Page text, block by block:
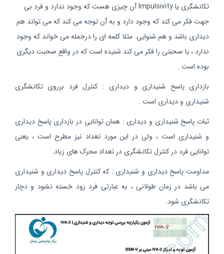
تکانشگری یا Impulsivity آن چیزی هست که وجود ندارد و فرد بی
جهت فکر می کند که وجود دارد و به آن توجه می کند که می تواند هم
دیداری باشد و هم شنوایی. مثلا کلمه ای را درجمله می خواند که وجود
ندارد ، یا صحبتی را فکر می کند شنیده است که در واقع صحبت دیگری
بوده است .
بازداری پاسخ شنیداری و دیداری : کنترل فرد برروی تکانشگری
شنیداری و دیداری است .
ثبات پاسخ شنیداری و دیداری : همان توانایی در بازداری پاسخ دیداری
و شنیداری است ، ولی در این مورد تعداد نیز مطرح است ، یعنی
توانایی فرد در کنترل تکانشگری در تعداد محرک های زیاد.
مداومت پاسخ دیداری و شنیداری : که کنترل پاسخ دیداری و شنیداری
می باشد در زمان طولانی ، به عبارتی فرد زود خسته نشود و دچار
تکانشگری شود.